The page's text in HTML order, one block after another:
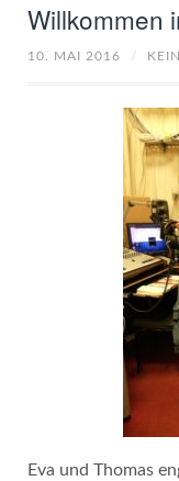
Willkommen
10. MAI 2016 /
Eva und Thomas